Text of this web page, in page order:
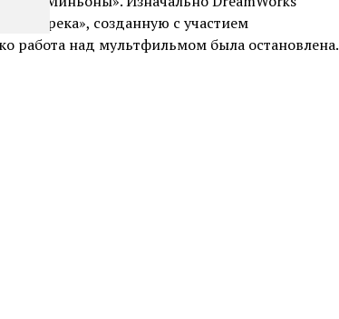
«Шрека», созданную с участием
работа над мультфильмом была остановлена.